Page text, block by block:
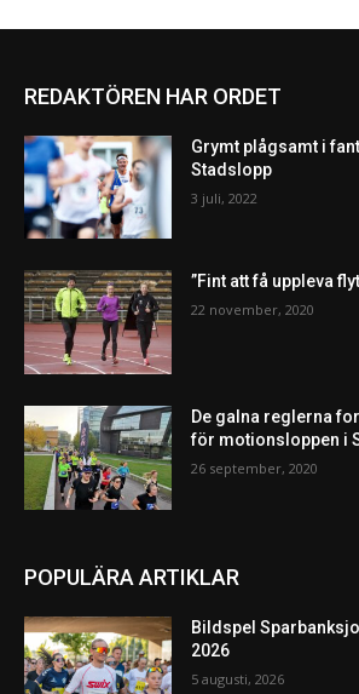
REDAKTÖREN HAR ORDET
Grymt plågsamt i
Stadslopp
3 juli, 2022
”Fint att få uppleva
22 november, 2020
De galna reglerna
för motionsloppen i
26 september, 2020
POPULÄRA ARTIKLAR
Bildspel
2026
5 augusti, 2026